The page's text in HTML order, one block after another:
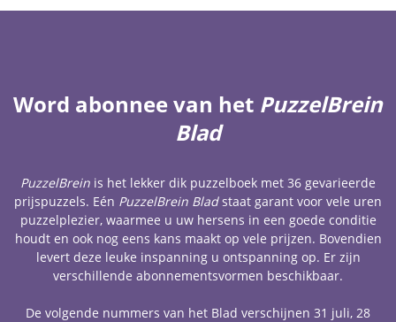
Word abonnee van het PuzzelBrein
Blad
PuzzelBrein is het lekker dik puzzelboek met 36 gevarieerde
prijspuzzels. Eén PuzzelBrein Bladstaat garant voor vele uren
puzzelplezier, waarmee u uw hersens in een goede conditie
houdt en ook nog eens kans maakt op vele prijzen. Bovendien
levert deze leuke inspanning u ontspanning op. Er zijn
verschillende abonnementsvormen beschikbaar.
De volgende nummers van het Blad verschijnen 31 juli, 28